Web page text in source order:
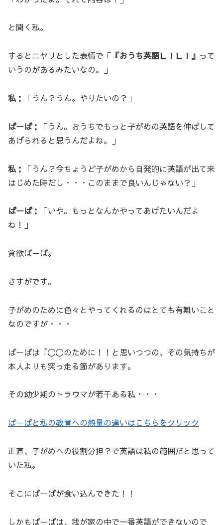
と聞く私。
するとニヤリとした表情で「 『おうち英語ＬＩＬＩ』 って
いうのがあるみたいなの。」
私： 「うん？うん。やりたいの？」
ばーば：
「うん。おうちでもっと子がめの英語を伸ばして
あげられると思うんだよね。」
私：
「うん？今ちょうど子がめから自発的に英語が出て来
はじめた時だし・・・このままで良いんじゃない？」
ばーば：
「いや。もっとなんかやってあげたいんだよ
ね！」
貪欲ばーば。
さすがです。
子がめのために色々とやってくれるのはとても有難いこと
なのですが・・・
ばーばは『〇〇のために！！と思いつつの、その気持ちが
本人よりも突っ走る節があります。
その幼少期のトラウマが若干ある私・・・
ばーばと私の教育への熱量の違いはこちらをクリック
正直、子がめへの役割分担？で英語は私の範囲だと思って
いた私。
そこにばーばが食い込んできた！！
しかもばーばは、我が家の中で一番英語ができないので